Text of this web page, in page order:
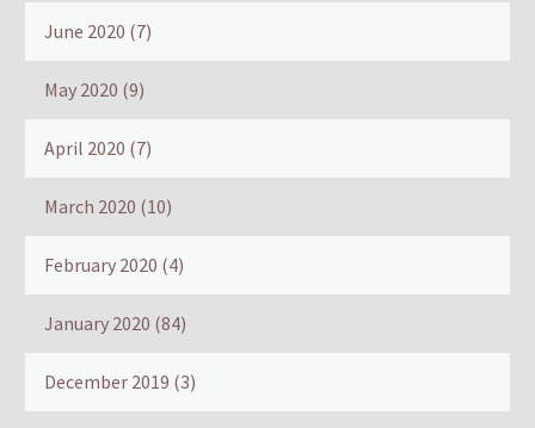
June 2020 (7)
May 2020 (9)
April 2020 (7)
March 2020 (10)
February 2020 (4)
January 2020 (84)
December 2019 (3)